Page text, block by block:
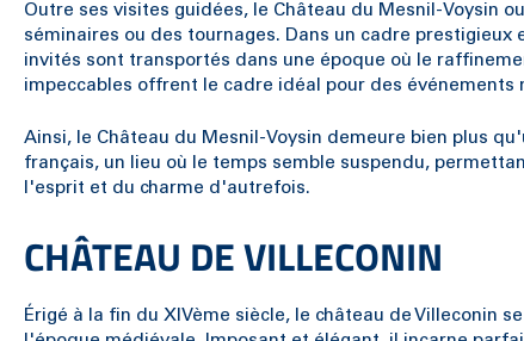
Outre ses visites guidées, le Château du Mesnil-Voysin
séminaires ou des tournages. Dans un cadre
invités sont transportés dans une époque où le
impeccables offrent le cadre idéal pour des
Ainsi, le Château du Mesnil-Voysin demeure bien plus
français, un lieu où le temps semble suspendu,
l'esprit et du charme d'autrefois.
CHÂTEAU DE VILLECONIN
Érigé à la fin du XIVème siècle, le château de Villeconin